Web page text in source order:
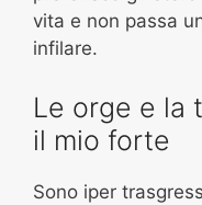
vita e non passa
infilare.
Le orge e la
il mio forte
Sono iper